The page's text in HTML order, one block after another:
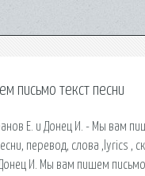
письмо текст песни
Е. и Донец И. - Мы вам
перевод, слова ,lyrics ,
Донец И. Мы вам пишем